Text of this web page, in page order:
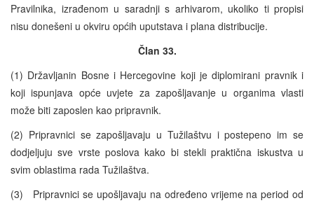
Pravilnika, izrađenom u saradnji s arhivarom, ukoliko ti propisi
nisu donešeni u okviru općih uputstava i plana distribucije.
Član 33.
(1) Državljanin Bosne i Hercegovine koji je diplomirani pravnik i
koji ispunjava opće uvjete za zapošljavanje u organima vlasti
može biti zaposlen kao pripravnik.
(2) Pripravnici se zapošljavaju u Tužilaštvu i postepeno im se
dodjeljuju sve vrste poslova kako bi stekli praktična iskustva u
svim oblastima rada Tužilaštva.
(3) Pripravnici se upošljavaju na određeno vrijeme na period od